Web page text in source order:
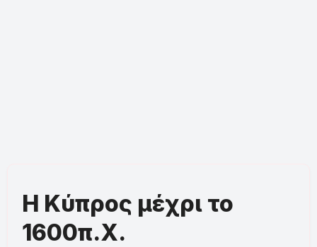
Η Κύπρος μέχρι το
1600π.Χ.